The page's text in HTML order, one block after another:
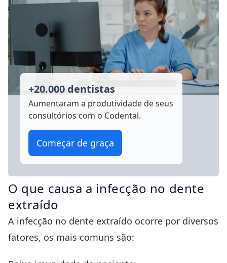
+20.000 dentistas
Aumentaram a produtividade de seus
consultórios com o Codental.
Começar de graça
O que causa a infecção no dente
extraído
A infecção no dente extraído ocorre por diversos
fatores, os mais comuns são: